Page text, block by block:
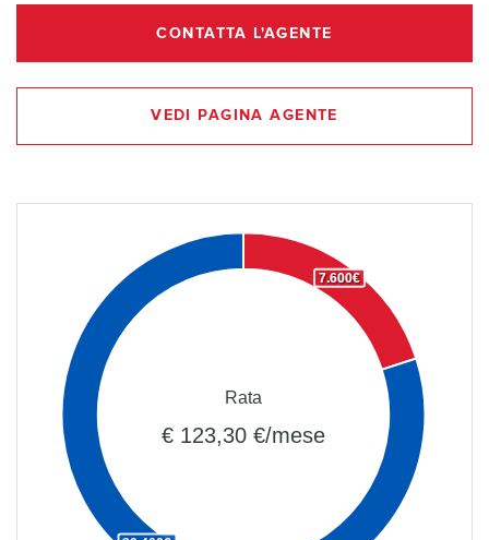
CONTATTA L'AGENTE
VEDI PAGINA AGENTE
7.600€
Rata
€ 123,30 €/mese